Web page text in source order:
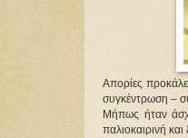
Απορίες
συγκέντρωση –
Μήπως ήταν
παλιοκαιρινή